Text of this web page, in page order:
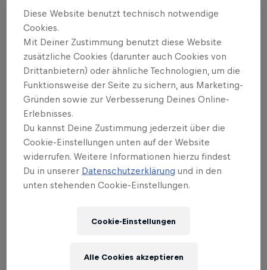
Das könnte dich auch interessieren
Winter X Games 2014 –
Freeski-Spickzettel, Teil II
Wissenswertes über Slopestyle und Big Air.
Weitere ähnliche Beiträge
Diese Website benutzt technisch notwendige
Cookies.
Mit Deiner Zustimmung benutzt diese Website
zusätzliche Cookies (darunter auch Cookies von
Drittanbietern) oder ähnliche Technologien, um die
Funktionsweise der Seite zu sichern, aus Marketing-
Gründen sowie zur Verbesserung Deines Online-
Erlebnisses.
Du kannst Deine Zustimmung jederzeit über die
Cookie-Einstellungen unten auf der Website
widerrufen. Weitere Informationen hierzu findest
Du in unserer Datenschutzerklärung und in den
unten stehenden Cookie-Einstellungen.
Cookie-Einstellungen
Alle Cookies akzeptieren